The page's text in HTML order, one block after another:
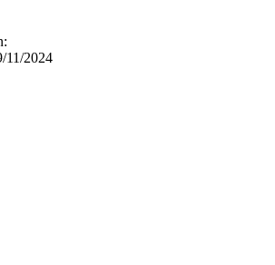
11/2024